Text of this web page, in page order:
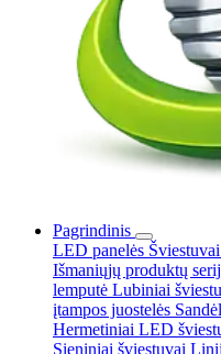
Pagrindinis
LED panelės
Išmaniųjų produktų
lemputė Lubiniai
įtampos juostelės
Hermetiniai LED
Sieniniai šviestuvai